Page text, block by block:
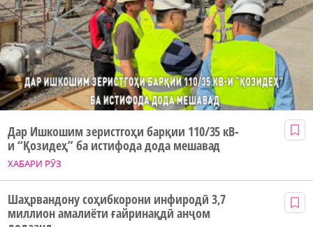
ХАБАРИ РӮЗ
Дар Ишкошим зеристгоҳи барқии 110/35 кВ-
и “Қозидеҳ” ба истифода дода мешавад
Шаҳрвандону соҳибкорони инфиродӣ 3,7
миллион амалиёти ғайринақдӣ анҷом